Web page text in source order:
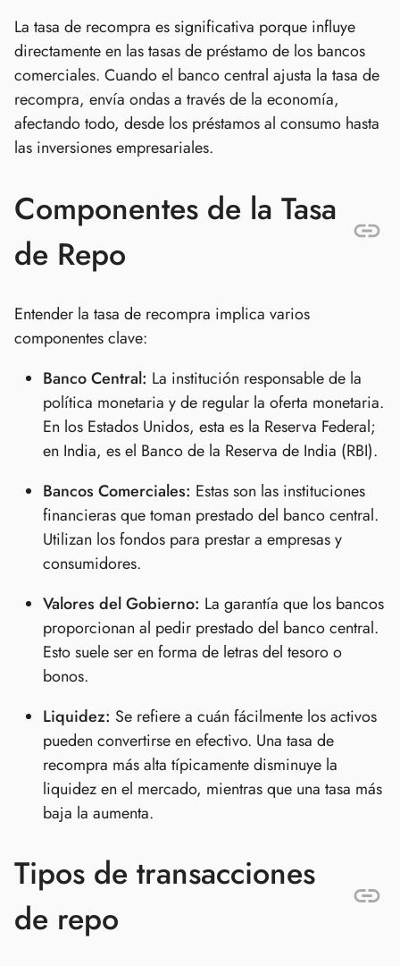
La tasa de recompra es significativa porque influye
directamente en las tasas de préstamo de los bancos
comerciales. Cuando el banco central ajusta la tasa de
recompra, envía ondas a través de la economía,
afectando todo, desde los préstamos al consumo hasta
las inversiones empresariales.
Componentes de la Tasa
de Repo
Entender la tasa de recompra implica varios
componentes clave:
Banco Central: La institución responsable de la
política monetaria y de regular la oferta monetaria.
En los Estados Unidos, esta es la Reserva Federal;
en India, es el Banco de la Reserva de India (RBI).
Bancos Comerciales: Estas son las instituciones
financieras que toman prestado del banco central.
Utilizan los fondos para prestar a empresas y
consumidores.
Valores del Gobierno: La garantía que los bancos
proporcionan al pedir prestado del banco central.
Esto suele ser en forma de letras del tesoro o
bonos.
Liquidez: Se refiere a cuán fácilmente los activos
pueden convertirse en efectivo. Una tasa de
recompra más alta típicamente disminuye la
liquidez en el mercado, mientras que una tasa más
baja la aumenta.
Tipos de transacciones
de repo